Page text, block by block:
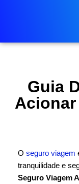
Guia
Acionar
O seguro viagem
tranquilidade e
Seguro Viagem